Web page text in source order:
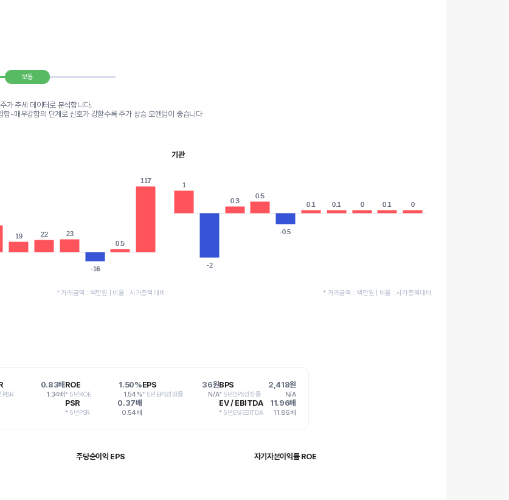
보통
가 추세 데이터로 분석합니다.
-매우강함의 단계로 신호가 강할수록 주가 상승 모멘텀이 좋습니다
19
19 22
22 23
23
-16
-16
0.5
0.5
117
117
* 거래금액 : 백만원 | 비율 : 시가총액대비
기관
11
-2
-2
0.3
0.3
0.5
0.5
-0.5
-0.5
0.1
0.1 0.1
0.1 0
0 0.1
0.1 0
0
* 거래금액 : 백만원 | 비율 : 시가총액대비
0.83배
PBR 1.34배
ROE 1.50%
* 5년ROE 1.54%
EPS 36원
* 5년EPS성장률 N/A
BPS 2,418원
* 5년BPS성장률 N/A
PSR 0.37배
* 5년PSR 0.54배
EV / EBITDA 11.96배
* 5년EV/EBITDA 11.86배
주당순이익 EPS 자기자본이익률 ROE